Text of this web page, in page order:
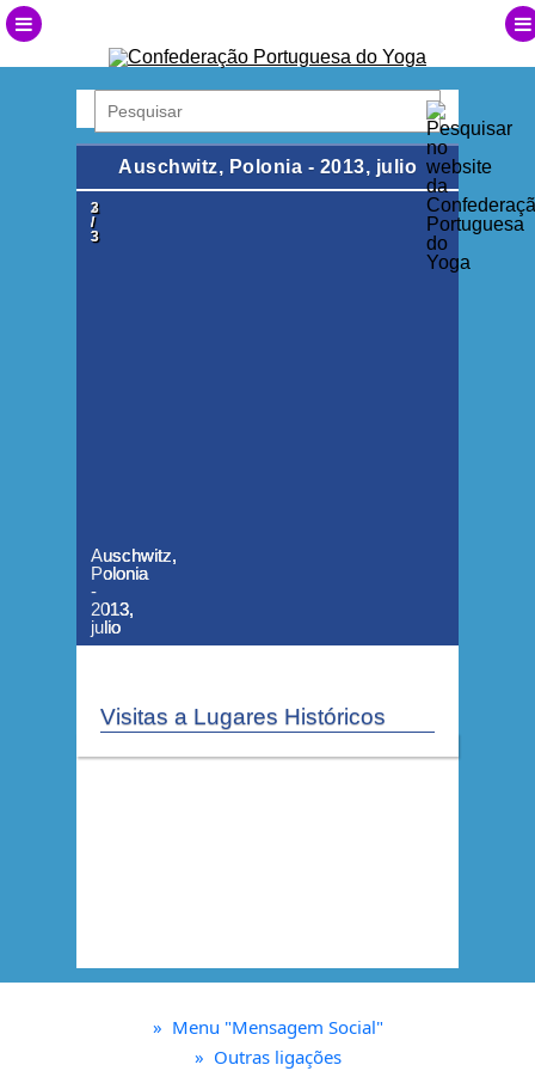
Auschwitz, Polonia - 2013, julio
1
/
3
Auschwitz,
Polonia
-
2013,
julio
2
/
3
Auschwitz,
Polonia
-
2013,
julio
3
/
3
Auschwitz,
Polonia
-
2013,
julio
Visitas a Lugares Históricos
» Menu "Mensagem Social"
» Outras ligações